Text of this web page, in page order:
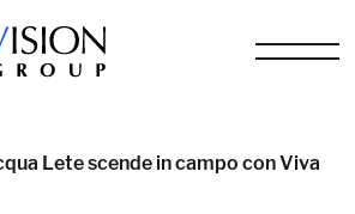
Lete scende in campo con Viva